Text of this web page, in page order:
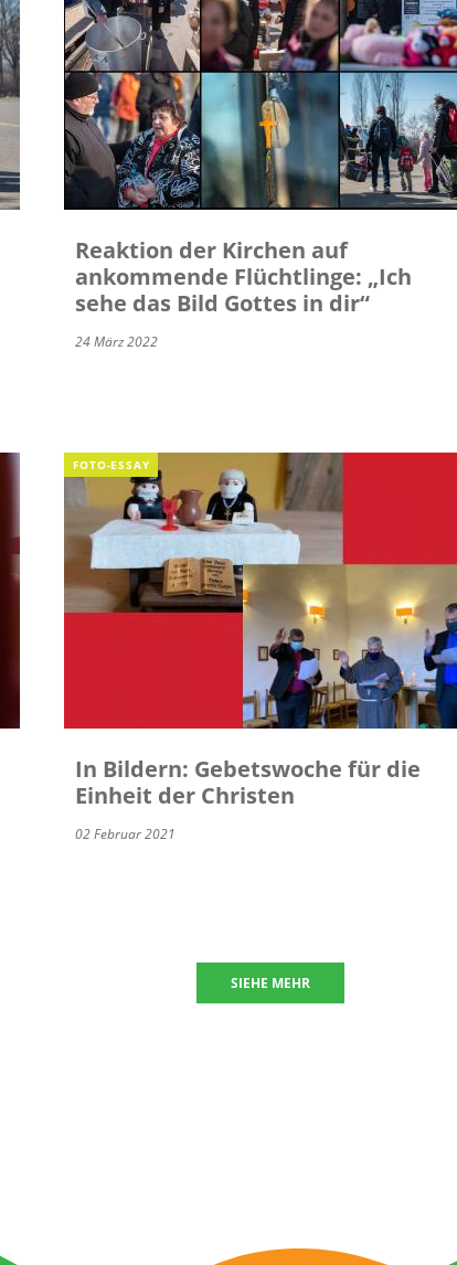
Reaktion der Kirchen auf
ankommende Flüchtlinge: „Ich
sehe das Bild Gottes in dir“
24 März 2022
FOTO-ESSAY
In Bildern: Gebetswoche für die
Einheit der Christen
02 Februar 2021
SIEHE MEHR